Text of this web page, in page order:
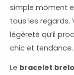
simple moment
tous les regards.
légèreté qu’il
chic et tendance.
Le bracelet